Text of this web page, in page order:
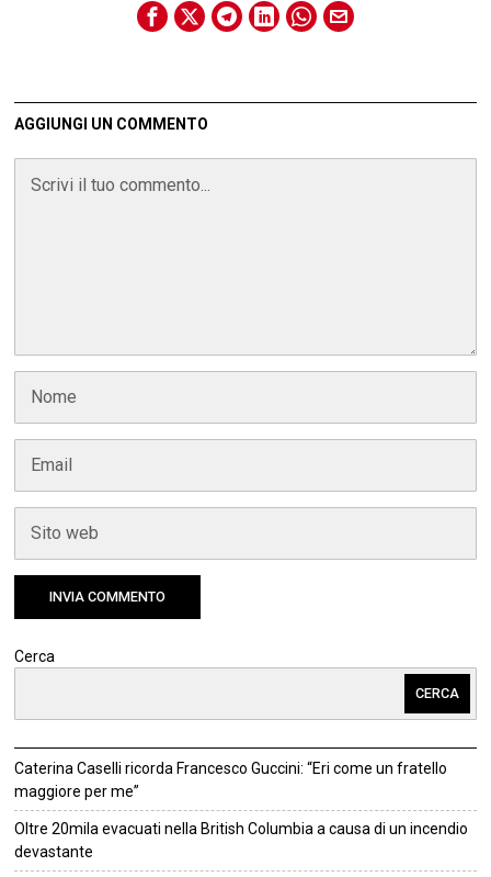
AGGIUNGI UN COMMENTO
Cerca
CERCA
Caterina Caselli ricorda Francesco Guccini: “Eri come un fratello
maggiore per me”
Oltre 20mila evacuati nella British Columbia a causa di un incendio
devastante